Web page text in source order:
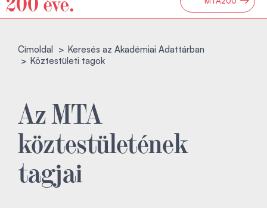
Címoldal
Keresés az Akadémiai Adattárban
Köztestületi tagok
Az MTA
köztestületének
tagjai